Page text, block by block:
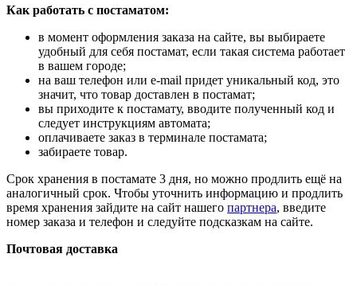
Как работать с постаматом:
в момент оформления заказа на сайте, вы выбираете
удобный для себя постамат, если такая система работает
в вашем городе;
на ваш телефон или e-mail придет уникальный код, это
значит, что товар доставлен в постамат;
вы приходите к постамату, вводите полученный код и
следует инструкциям автомата;
оплачиваете заказ в терминале постамата;
забираете товар.
Срок хранения в постамате 3 дня, но можно продлить ещё на
аналогичный срок. Чтобы уточнить информацию и продлить
время хранения зайдите на сайт нашего партнера, введите
номер заказа и телефон и следуйте подсказкам на сайте.
Почтовая доставка